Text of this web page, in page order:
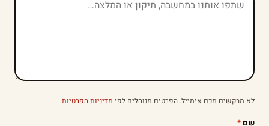
לא מבקשים מכם אימייל. הפרטים מנוהלים לפי מדיניות הפרטיות.
שם *